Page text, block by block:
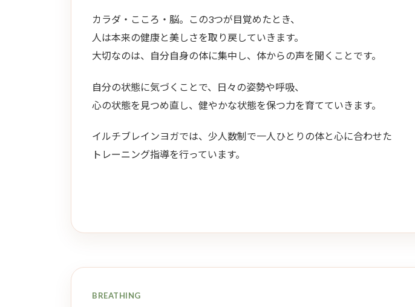
カラダ・こころ・脳。この3つが目覚めたとき、
人は本来の健康と美しさを取り戻していきます。
大切なのは、自分自身の体に集中し、体からの声を聞くことです。
自分の状態に気づくことで、日々の姿勢や呼吸、
心の状態を見つめ直し、健やかな状態を保つ力を育てていきます。
イルチブレインヨガでは、少人数制で一人ひとりの体と心に合わせた
トレーニング指導を行っています。
BREATHING